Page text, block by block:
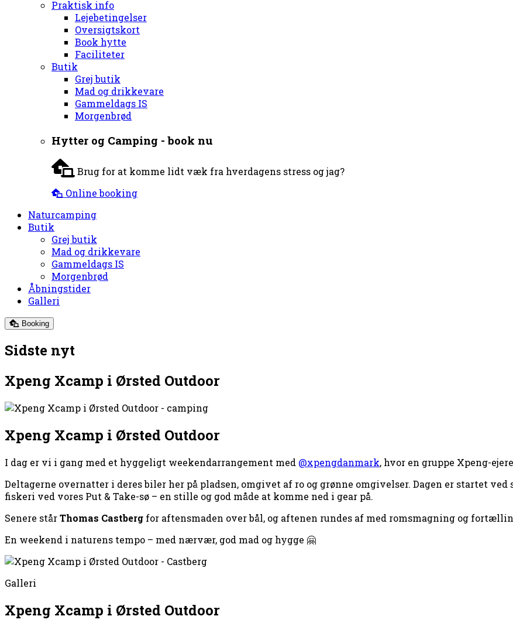
Praktisk info
Lejebetingelser
Oversigtskort
Book hytte
Faciliteter
Butik
Grej butik
Mad og drikkevare
Gammeldags IS
Morgenbrød
Hytter og Camping - book nu
Brug for at komme lidt væk fra hverdagens stress og jag?
Online booking
Naturcamping
Butik
Grej butik
Mad og drikkevare
Gammeldags IS
Morgenbrød
Åbningstider
Galleri
Booking
Sidste nyt
Xpeng Xcamp i Ørsted Outdoor
Xpeng Xcamp i Ørsted Outdoor
I dag er vi i gang med et hyggeligt weekendarrangement med @xpengdanmark, hvor en gruppe Xpeng-
Deltagerne overnatter i deres biler her på pladsen, omgivet af ro og grønne omgivelser. Dagen er startet ved
fiskeri ved vores Put & Take-sø – en stille og god måde at komme ned i gear på.
Senere stårThomas Castberg for aftensmaden over bål, og aftenen rundes af med romsmagning og
En weekend i naturens tempo – med nærvær, god mad og hygge 🤗
Galleri
Xpeng Xcamp i Ørsted Outdoor